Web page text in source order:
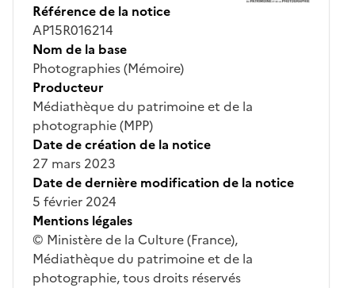
Référence de la notice
AP15R016214
Nom de la base
Photographies (Mémoire)
Producteur
Médiathèque du patrimoine et de la
photographie (MPP)
Date de création de la notice
27 mars 2023
Date de dernière modification de la notice
5 février 2024
Mentions légales
© Ministère de la Culture (France),
Médiathèque du patrimoine et de la
photographie, tous droits réservés